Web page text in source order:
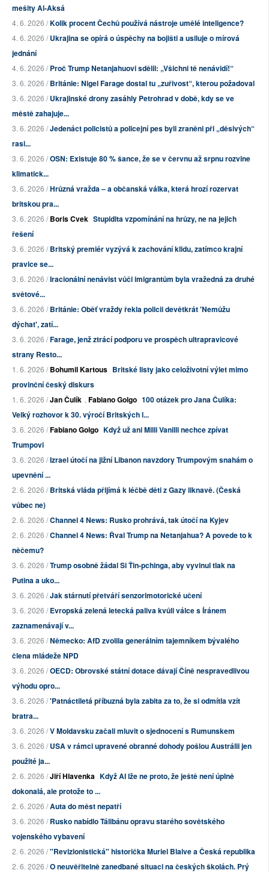
mešity Al-Aksá
4. 6. 2026 /Kolik procent Čechů používá nástroje umělé inteligence?
4. 6. 2026 /Ukrajina se opírá o úspěchy na bojišti a usiluje o mírová
jednání
4. 6. 2026 /Proč Trump Netanjahuovi sdělil: „Všichni tě nenávidí!“
3. 6. 2026 /Británie: Nigel Farage dostal tu „zuřivost“, kterou požadoval
3. 6. 2026 /Ukrajinské drony zasáhly Petrohrad v době, kdy se ve
městě zahajuje...
3. 6. 2026 /Jedenáct policistů a policejní pes byli zraněni při „děsivých“
rasi...
3. 6. 2026 /OSN: Existuje 80 % šance, že se v červnu až srpnu rozvine
klimatick...
3. 6. 2026 /Hrůzná vražda – a občanská válka, která hrozí rozervat
britskou pra...
3. 6. 2026 /Boris Cvek Stupidita vzpomínání na hrůzy, ne na jejich
řešení
3. 6. 2026 /Britský premiér vyzývá k zachování klidu, zatímco krajní
pravice se...
3. 6. 2026 /Iracionální nenávist vůči imigrantům byla vražedná za druhé
světové...
3. 6. 2026 /Británie: Oběť vraždy řekla policii devětkrát 'Nemůžu
dýchat', zatí...
3. 6. 2026 /Farage, jenž ztrácí podporu ve prospěch ultrapravicové
strany Resto...
1. 6. 2026 /Bohumil Kartous Britské listy jako celoživotní výlet mimo
provinční český diskurs
1. 6. 2026 /Jan Čulík , Fabiano Golgo 100 otázek pro Jana Čulíka:
Velký rozhovor k 30. výročí Britských l...
3. 6. 2026 /Fabiano Golgo Když už ani Milli Vanilli nechce zpívat
Trumpovi
3. 6. 2026 /Izrael útočí na jižní Libanon navzdory Trumpovým snahám o
upevnění ...
2. 6. 2026 /Britská vláda přijímá k léčbě děti z Gazy liknavě. (Česká
vůbec ne)
2. 6. 2026 /Channel 4 News: Rusko prohrává, tak útočí na Kyjev
2. 6. 2026 /Channel 4 News: Řval Trump na Netanjahua? A povede to k
něčemu?
3. 6. 2026 /Trump osobně žádal Si Ťin-pchinga, aby vyvinul tlak na
Putina a uko...
3. 6. 2026 /Jak stárnutí přetváří senzorimotorické učení
3. 6. 2026 /Evropská zelená letecká paliva kvůli válce s Íránem
zaznamenávají v...
3. 6. 2026 /Německo: AfD zvolila generálním tajemníkem bývalého
člena mládeže NPD
3. 6. 2026 /OECD: Obrovské státní dotace dávají Číně nespravedlivou
výhodu opro...
3. 6. 2026 /'Patnáctiletá příbuzná byla zabita za to, že si odmítla vzít
bratra...
3. 6. 2026 /V Moldavsku začali mluvit o sjednocení s Rumunskem
3. 6. 2026 /USA v rámci upravené obranné dohody pošlou Austrálii jen
použité ja...
2. 6. 2026 /Jiří Hlavenka Když AI lže ne proto, že ještě není úplně
dokonalá, ale protože to ...
2. 6. 2026 /Auta do měst nepatří
3. 6. 2026 /Rusko nabídlo Tálibánu opravu starého sovětského
vojenského vybavení
2. 6. 2026 /"Revizionistická" historička Muriel Blaive a Česká republika
2. 6. 2026 /O neuvěřitelně zanedbané situaci na českých školách. Prý